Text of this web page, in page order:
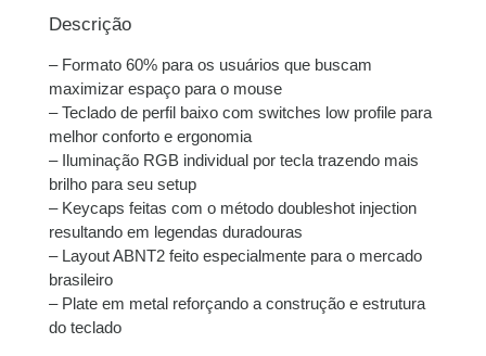
juros
3x deR$105,00sem
juros
R$315,00
4x deR$79,14com
juros
5x deR$63,50com
juros
R$317,50
53,24
com
319,44
Descrição
– Formato 60% para os usuários que buscam
maximizar espaço para o mouse
– Teclado de perfil baixo com switches low profile para
melhor conforto e ergonomia
– Iluminação RGB individual por tecla trazendo mais
brilho para seu setup
– Keycaps feitas com o método doubleshot injection
resultando em legendas duradouras
– Layout ABNT2 feito especialmente para o mercado
brasileiro
– Plate em metal reforçando a construção e estrutura
do teclado